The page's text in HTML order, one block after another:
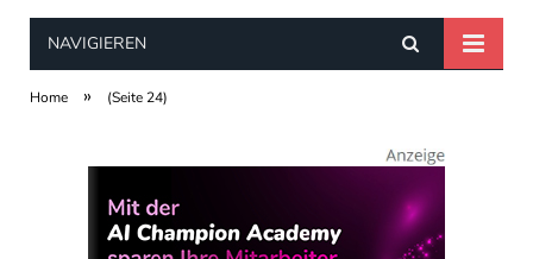
NAVIGIEREN
Home » (Seite 24)